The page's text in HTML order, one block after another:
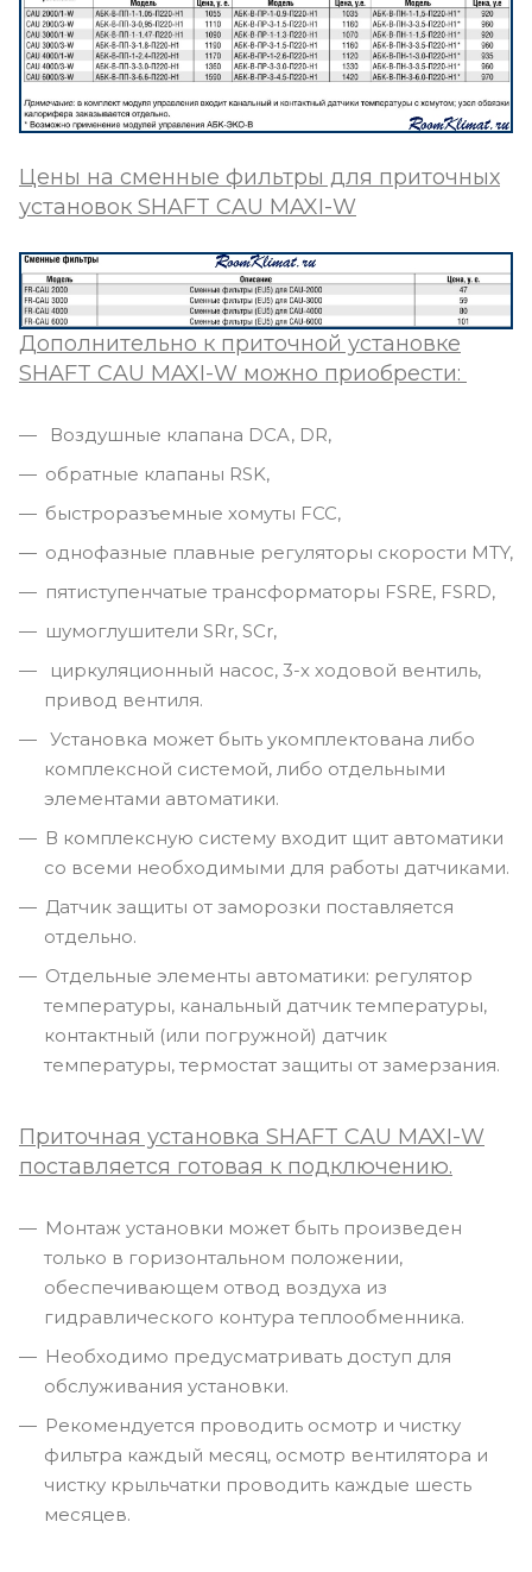
Цены на сменные фильтры для приточных
установок SHAFT CAU MAXI-W
Дополнительно к приточной установке
SHAFT CAU MAXI-W можно приобрести:
Воздушные клапана DCA, DR,
обратные клапаны RSK,
быстроразъемные хомуты FCC,
однофазные плавные регуляторы скорости MTY,
пятиступенчатые трансформаторы FSRE, FSRD,
шумоглушители SRr, SCr,
циркуляционный насос, 3-х ходовой вентиль,
привод вентиля.
Установка может быть укомплектована либо
комплексной системой, либо отдельными
элементами автоматики.
В комплексную систему входит щит автоматики
со всеми необходимыми для работы датчиками.
Датчик защиты от заморозки поставляется
отдельно.
Отдельные элементы автоматики: регулятор
температуры, канальный датчик температуры,
контактный (или погружной) датчик
температуры, термостат защиты от замерзания.
Приточная установка SHAFT CAU MAXI-W
поставляется готовая к подключению.
Монтаж установки может быть произведен
только в горизонтальном положении,
обеспечивающем отвод воздуха из
гидравлического контура теплообменника.
Необходимо предусматривать доступ для
обслуживания установки.
Рекомендуется проводить осмотр и чистку
фильтра каждый месяц, осмотр вентилятора и
чистку крыльчатки проводить каждые шесть
месяцев.